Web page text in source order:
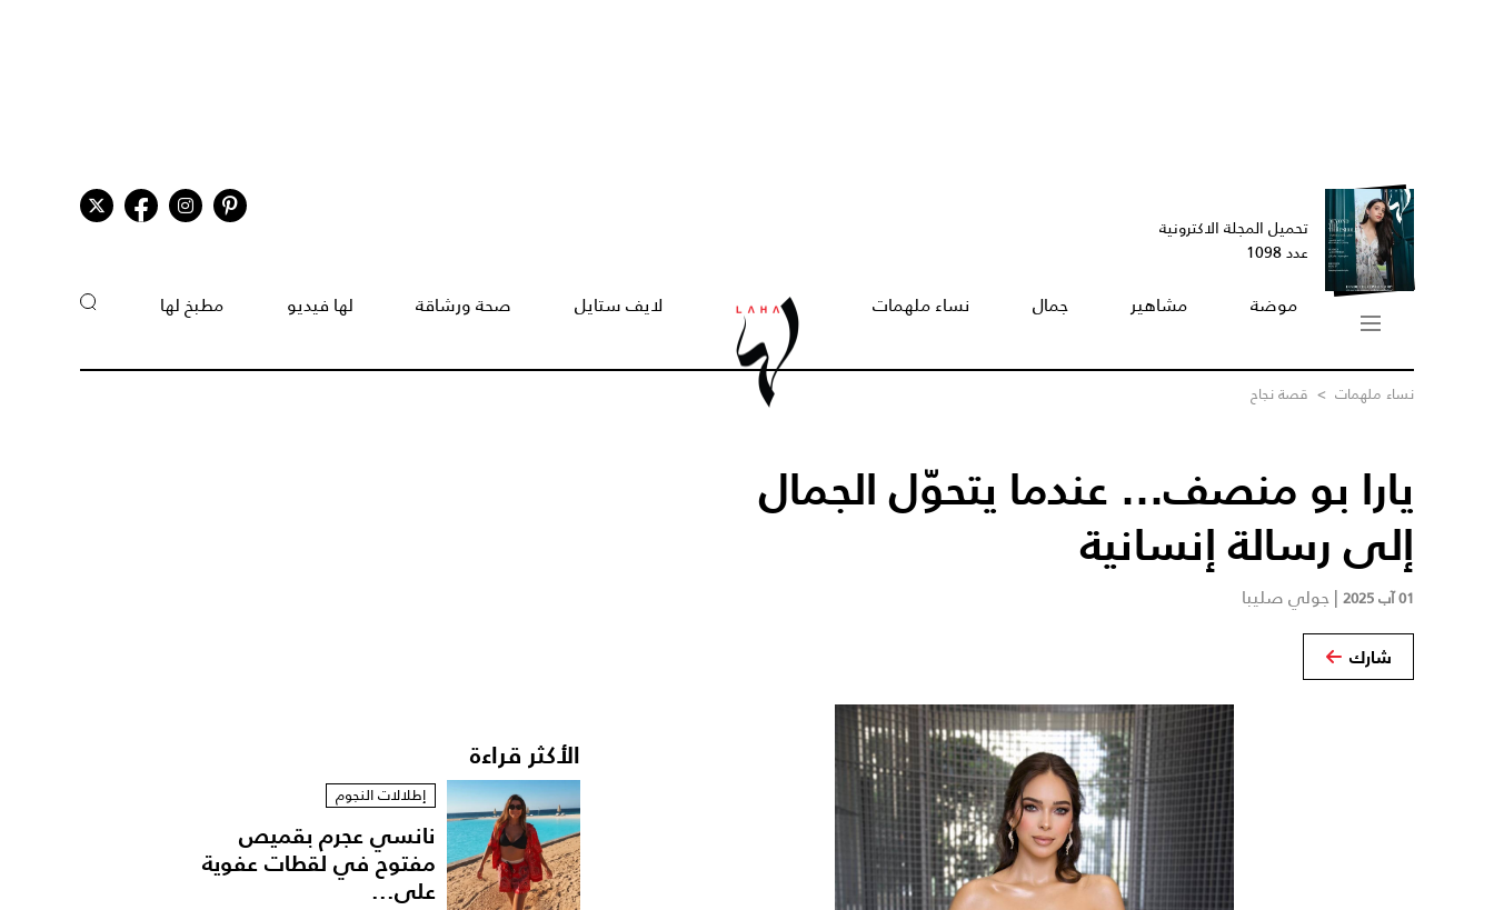
تحميل المجلة الاكترونية
عدد 1098
موضة مشاهير جمال نساء ملهمات لايف ستايل صحة ورشاقة لها فيديو مطبخ لها
نساء ملهمات > قصة نجاح
يارا بو منصف... عندما يتحوّل الجمال
إلى رسالة إنسانية
01 آب 2025 | جولي صليبا
شارك
الأكثر قراءة
إطلالات النجوم
نانسي عجرم بقميص
مفتوح في لقطات عفوية
على...